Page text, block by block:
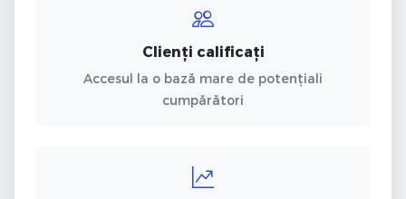
Clienți calificați
Accesul la o bază mare de potențiali
cumpărători